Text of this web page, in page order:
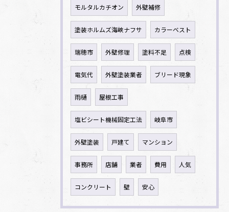
モルタルカチオン 外壁補修
塗装ホルムズ海峡ナフサ カラーベスト
瑞穂市 外壁修理 塗料不足 点検
電気代 外壁塗装業者 ブリード現象
雨樋 屋根工事
塩ビシート機械固定工法 岐阜市
外壁塗装 戸建て マンション
事務所 店舗 業者 費用 人気
コンクリート 壁 安心